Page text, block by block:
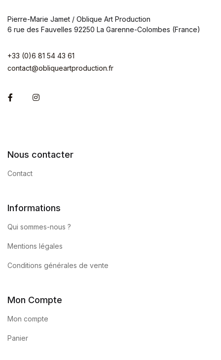
Pierre-Marie Jamet / Oblique Art Production
6 rue des Fauvelles 92250 La Garenne-Colombes (France)
+33 (0)6 81 54 43 61
contact@obliqueartproduction.fr
FacebookInstagram
Nous contacter
Contact
Informations
Qui sommes-nous ?
Mentions légales
Conditions générales de vente
Mon Compte
Mon compte
Panier